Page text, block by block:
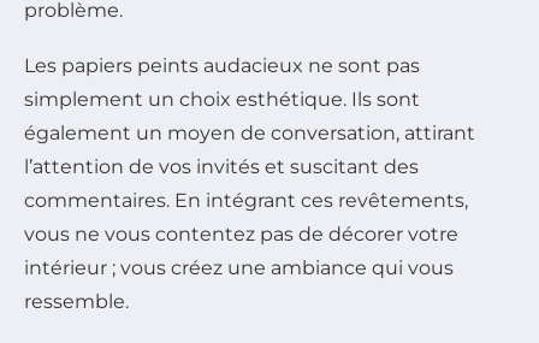
problème.
Les papiers peints audacieux ne sont pas
simplement un choix esthétique. Ils sont
également un moyen de conversation, attirant
l’attention de vos invités et suscitant des
commentaires. En intégrant ces revêtements,
vous ne vous contentez pas de décorer votre
intérieur ; vous créez une ambiance qui vous
ressemble.